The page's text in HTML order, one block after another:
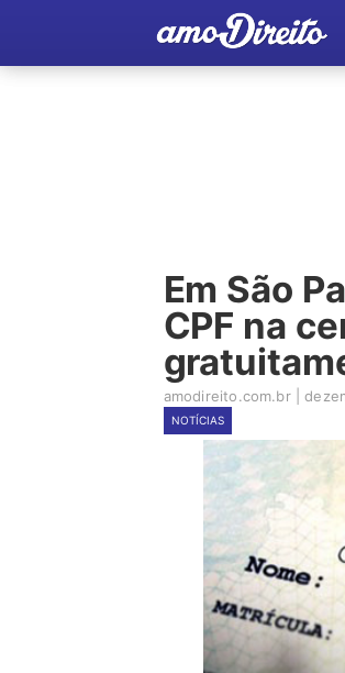
Em São
CPF na
amodireito.com.br
NOTÍCIAS